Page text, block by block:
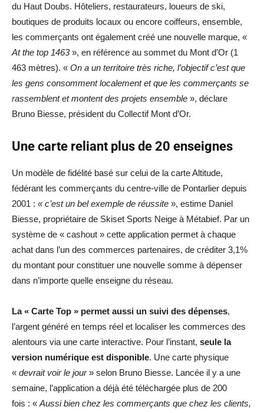
du Haut Doubs. Hôteliers, restaurateurs, loueurs de ski,
boutiques de produits locaux ou encore coiffeurs, ensemble,
les commerçants ont également créé une nouvelle marque, «
At the top 1463», en référence au sommet du Mont d’Or (1
463 mètres). « On a un territoire très riche, l’objectif c’est que
les gens consomment localement et que les commerçants se
rassemblent et montent des projets ensemble », déclare
Bruno Biesse, président du Collectif Mont d’Or.
Une carte reliant plus de 20 enseignes
Un modèle de fidélité basé sur celui de la carte Altitude,
fédérant les commerçants du centre-ville de Pontarlier depuis
2001 : « c’est un bel exemple de réussite », estime Daniel
Biesse, propriétaire de Skiset Sports Neige à Métabief. Par un
système de « cashout » cette application permet à chaque
achat dans l’un des commerces partenaires, de créditer 3,1%
du montant pour constituer une nouvelle somme à dépenser
dans n’importe quelle enseigne du réseau.
La « Carte Top » permet aussi un suivi des dépenses,
l’argent généré en temps réel et localiser les commerces des
alentours via une carte interactive. Pour l’instant, seule la
version numérique est disponible. Une carte physique
« devrait voir le jour» selon Bruno Biesse. Lancée il y a une
semaine, l’application a déjà été téléchargée plus de 200
fois : « Aussi bien chez les commerçants que chez les clients,